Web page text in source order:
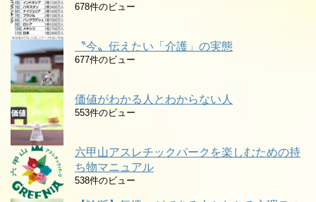
678件のビュー
〝今〟伝えたい「介護」の実態
677件のビュー
価値がわかる人とわからない人
553件のビュー
六甲山アスレチックパークを楽しむための持
ち物マニュアル
538件のビュー